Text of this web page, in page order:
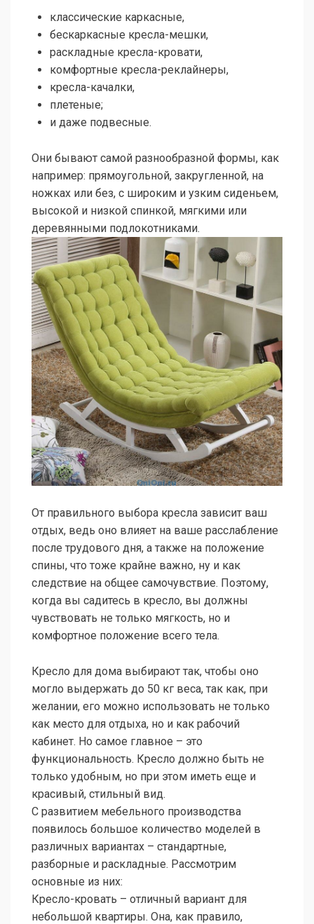
классические каркасные,
бескаркасные кресла-мешки,
раскладные кресла-кровати,
комфортные кресла-реклайнеры,
кресла-качалки,
плетеные;
и даже подвесные.
Они бывают самой разнообразной формы, как
например: прямоугольной, закругленной, на
ножках или без, с широким и узким сиденьем,
высокой и низкой спинкой, мягкими или
деревянными подлокотниками.
От правильного выбора кресла зависит ваш
отдых, ведь оно влияет на ваше расслабление
после трудового дня, а также на положение
спины, что тоже крайне важно, ну и как
следствие на общее самочувствие. Поэтому,
когда вы садитесь в кресло, вы должны
чувствовать не только мягкость, но и
комфортное положение всего тела.
Кресло для дома выбирают так, чтобы оно
могло выдержать до 50 кг веса, так как, при
желании, его можно использовать не только
как место для отдыха, но и как рабочий
кабинет. Но самое главное – это
функциональность. Кресло должно быть не
только удобным, но при этом иметь еще и
красивый, стильный вид.
С развитием мебельного производства
появилось большое количество моделей в
различных вариантах – стандартные,
разборные и раскладные. Рассмотрим
основные из них:
Кресло-кровать – отличный вариант для
небольшой квартиры. Она, как правило,